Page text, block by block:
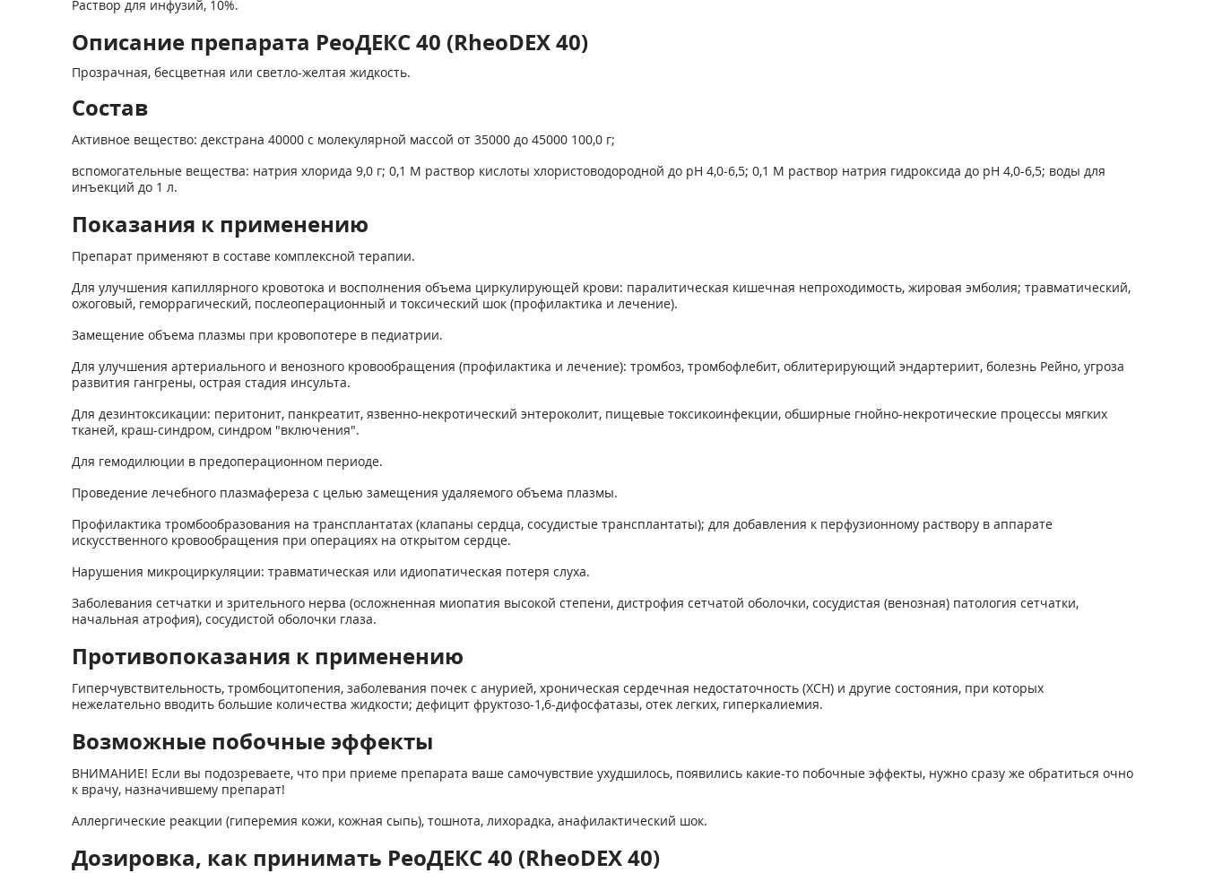
Раствор для инфузий, 10%.
Описание препарата РеоДЕКС 40 (RheoDEX 40)
Прозрачная, бесцветная или светло-желтая жидкость.
Состав
Активное вещество: декстрана 40000 с молекулярной массой от 35000 до 45000 100,0 г;
вспомогательные вещества: натрия хлорида 9,0 г; 0,1 М раствор кислоты хлористоводородной до pH 4,0-6,5; 0,1 М раствор натрия гидроксида до pH 4,0-6,5; воды для
инъекций до 1 л.
Показания к применению
Препарат применяют в составе комплексной терапии.
Для улучшения капиллярного кровотока и восполнения объема циркулирующей крови: паралитическая кишечная непроходимость, жировая эмболия; травматический,
ожоговый, геморрагический, послеоперационный и токсический шок (профилактика и лечение).
Замещение объема плазмы при кровопотере в педиатрии.
Для улучшения артериального и венозного кровообращения (профилактика и лечение): тромбоз, тромбофлебит, облитерирующий эндартериит, болезнь Рейно, угроза
развития гангрены, острая стадия инсульта.
Для дезинтоксикации: перитонит, панкреатит, язвенно-некротический энтероколит, пищевые токсикоинфекции, обширные гнойно-некротические процессы мягких
тканей, краш-синдром, синдром "включения".
Для гемодилюции в предоперационном периоде.
Проведение лечебного плазмафереза с целью замещения удаляемого объема плазмы.
Профилактика тромбообразования на трансплантатах (клапаны сердца, сосудистые трансплантаты); для добавления к перфузионному раствору в аппарате
искусственного кровообращения при операциях на открытом сердце.
Нарушения микроциркуляции: травматическая или идиопатическая потеря слуха.
Заболевания сетчатки и зрительного нерва (осложненная миопатия высокой степени, дистрофия сетчатой оболочки, сосудистая (венозная) патология сетчатки,
начальная атрофия), сосудистой оболочки глаза.
Противопоказания к применению
Гиперчувствительность, тромбоцитопения, заболевания почек с анурией, хроническая сердечная недостаточность (ХСН) и другие состояния, при которых
нежелательно вводить большие количества жидкости; дефицит фруктозо-1,6-дифосфатазы, отек легких, гиперкалиемия.
Возможные побочные эффекты
ВНИМАНИЕ! Если вы подозреваете, что при приеме препарата ваше самочувствие ухудшилось, появились какие-то побочные эффекты, нужно сразу же обратиться очно
к врачу, назначившему препарат!
Аллергические реакции (гиперемия кожи, кожная сыпь), тошнота, лихорадка, анафилактический шок.
Дозировка, как принимать РеоДЕКС 40 (RheoDEX 40)